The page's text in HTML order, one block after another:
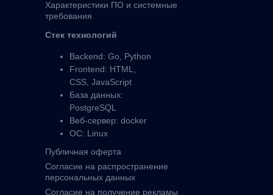
Стек технологий
Backend: Go, Python
Frontend: HTML,
CSS, JavaScript
База данных:
PostgreSQL
Веб-сервер: docker
ОС: Linux
Характеристики ПО и системные
требования
Публичная оферта
Согласие на распространение
персональных данных
Согласие на получение рекламы